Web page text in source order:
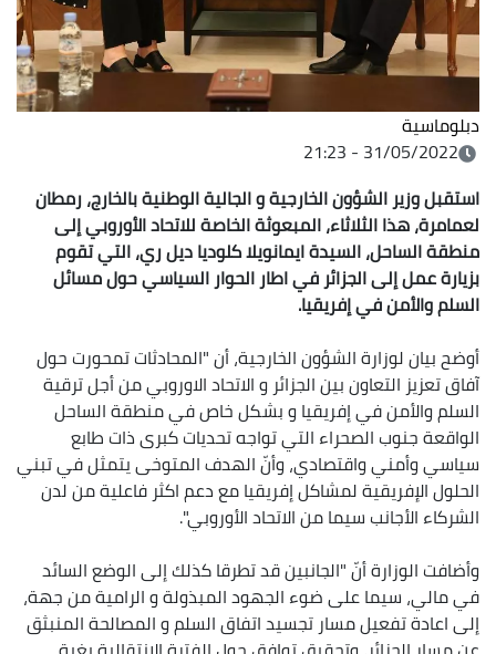
دبلوماسية
31/05/2022 - 21:23
استقبل وزير الشؤون الخارجية و الجالية الوطنية بالخارج، رمطان
لعمامرة، هذا الثلاثاء، المبعوثة الخاصة للاتحاد الأوروبي إلى
منطقة الساحل، السيدة ايمانويلا كلوديا ديل ري، التي تقوم
بزيارة عمل إلى الجزائر في اطار الحوار السياسي حول مسائل
السلم والأمن في إفريقيا.
أوضح بيان لوزارة الشؤون الخارجية، أن "المحادثات تمحورت حول
آفاق تعزيز التعاون بين الجزائر و الاتحاد الاوروبي من أجل ترقية
السلم والأمن في إفريقيا و بشكل خاص في منطقة الساحل
الواقعة جنوب الصحراء التي تواجه تحديات كبرى ذات طابع
سياسي وأمني واقتصادي، وأنّ الهدف المتوخى يتمثل في تبني
الحلول الإفريقية لمشاكل إفريقيا مع دعم اكثر فاعلية من لدن
الشركاء الأجانب سيما من الاتحاد الأوروبي".
وأضافت الوزارة أنّ "الجانبين قد تطرقا كذلك إلى الوضع السائد
في مالي، سيما على ضوء الجهود المبذولة و الرامية من جهة،
إلى اعادة تفعيل مسار تجسيد اتفاق السلم و المصالحة المنبثق